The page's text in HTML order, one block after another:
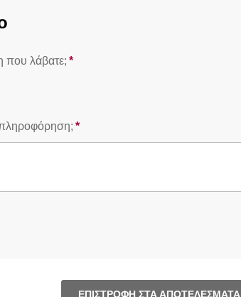
που λάβατε; *
*
ΕΠΙΣΤΡΟΦΉ ΣΤΑ ΑΠΟΤΕΛΈΣΜΑΤΑ